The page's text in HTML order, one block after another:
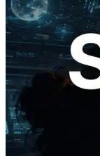
2026.05.24
Validators
Analyzer —
produção